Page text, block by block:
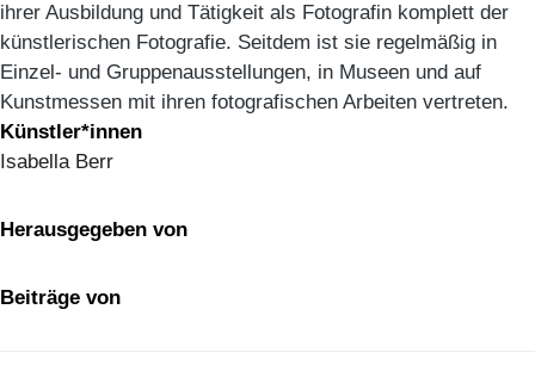
ihrer Ausbildung und Tätigkeit als Fotografin komplett der
künstlerischen Fotografie. Seitdem ist sie regelmäßig in
Einzel- und Gruppenausstellungen, in Museen und auf
Kunstmessen mit ihren fotografischen Arbeiten vertreten.
Künstler*innen
Isabella Berr
Herausgegeben von
Beiträge von